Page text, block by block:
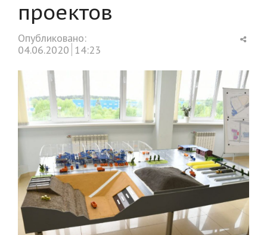
проектов
Опубликовано:
04.06.2020 14:23